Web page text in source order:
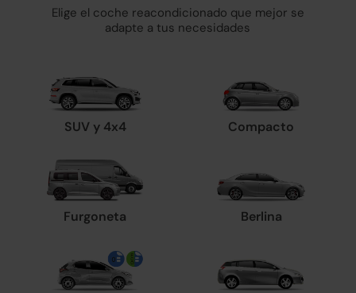
Elige el coche reacondicionado que mejor se
adapte a tus necesidades
SUV y 4x4 Compacto
Furgoneta Berlina